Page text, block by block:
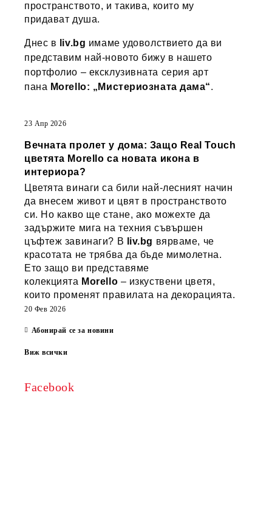
пространството, и такива, които му
придават душа.
Днес в liv.bg имаме удоволствието да ви
представим най-новото бижу в нашето
портфолио – ексклузивната серия арт
пана Morello: „Мистериозната дама“.
23 Апр 2026
Вечната пролет у дома: Защо Real Touch
цветята Morello са новата икона в
интериора?
Цветята винаги са били най-лесният начин
да внесем живот и цвят в пространството
си. Но какво ще стане, ако можехте да
задържите мига на техния съвършен
цъфтеж завинаги? В
liv.bg вярваме, че
красотата не трябва да бъде мимолетна.
Ето защо ви представяме
колекцията Morello – изкуствени цветя,
които променят правилата на декорацията.
20 Фев 2026
Абонирай се за новини
Виж всички
Facebook